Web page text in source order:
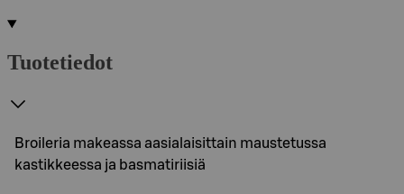
Tuotetiedot
Broileria makeassa aasialaisittain maustetussa
kastikkeessa ja basmatiriisiä